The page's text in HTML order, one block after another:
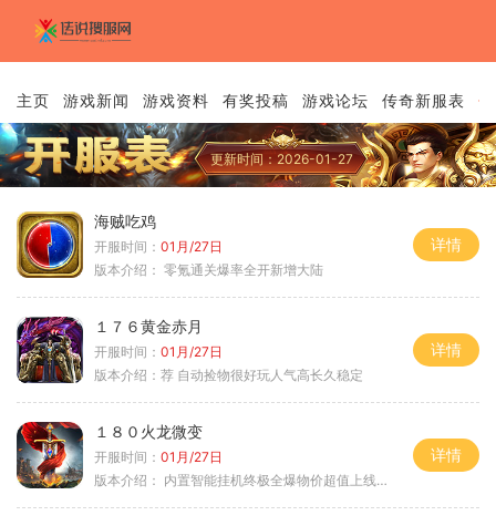
主页 游戏新闻 游戏资料 有奖投稿 游戏论坛 传奇新服表
更新时间：2026-01-27
海贼吃鸡
开服时间： 01月/27日
版本介绍： 零氪通关爆率全开新增大陆
详情
１７６黄金赤月
开服时间： 01月/27日
版本介绍： 荐 自动捡物很好玩人气高长久稳定
详情
１８０火龙微变
开服时间： 01月/27日
版本介绍： 内置智能挂机终极全爆物价超值上线送神器
详情